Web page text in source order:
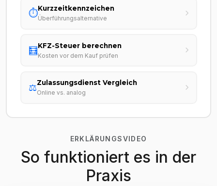
⏱️Kurzzeitkennzeichen
Überführungsalternative
🧮KFZ-Steuer berechnen
Kosten vor dem Kauf prüfen
⚖️Zulassungsdienst Vergleich
Online vs. analog
ERKLÄRUNGSVIDEO
So funktioniert es in der
Praxis